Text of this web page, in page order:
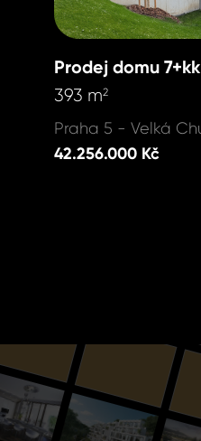
Prodej domu 7+kk
393 m2
42.256.000 Kč